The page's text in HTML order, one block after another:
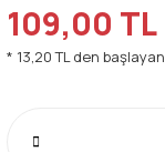
109,00 TL
* 13,20 TL den